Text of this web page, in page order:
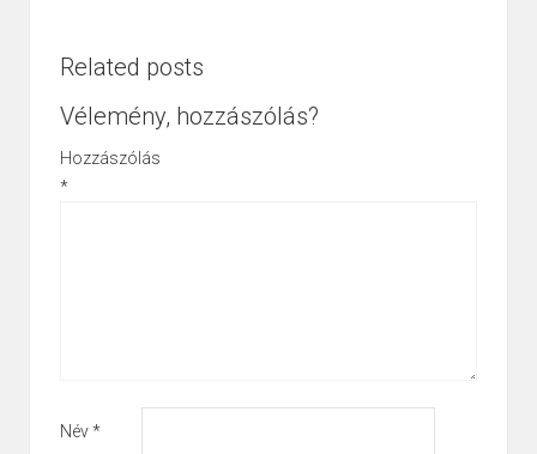
Related posts
Vélemény, hozzászólás?
Hozzászólás
*
Név*